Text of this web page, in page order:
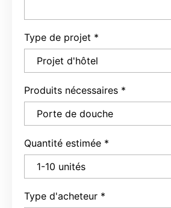
Type de projet *
Produits nécessaires *
Quantité estimée *
Type d'acheteur *